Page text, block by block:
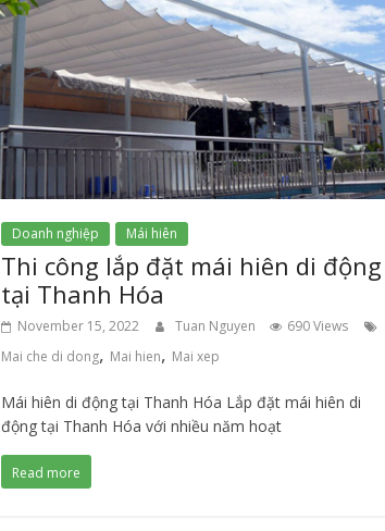
Doanh nghiệp Mái hiên
Thi công lắp đặt mái hiên di động
tại Thanh Hóa
November 15, 2022 Tuan Nguyen
690 Views
Mai che di dong, Mai hien, Mai xep
Mái hiên di động tại Thanh Hóa Lắp đặt mái hiên di
động tại Thanh Hóa với nhiều năm hoạt
Read more